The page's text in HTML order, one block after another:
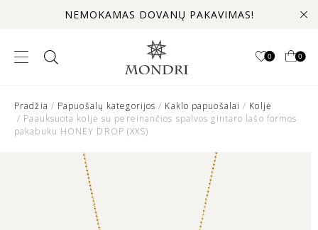
NEMOKAMAS DOVANŲ PAKAVIMAS!
0 0
Pradžia / Papuošalų kategorijos / Kaklo papuošalai / Koljė
/ Paauksuota koljė su pereinančios spalvos gintaro lašo formos
pakabuku HONEY DROP (XXS)